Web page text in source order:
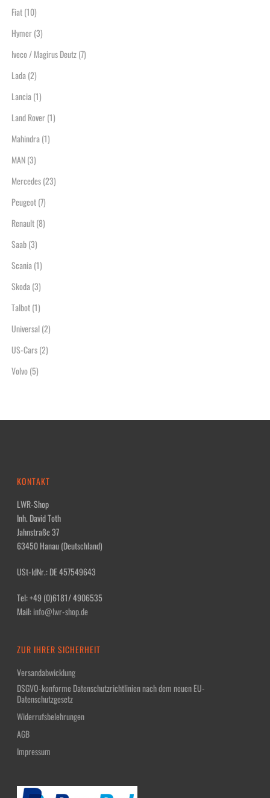
Fiat(10)
Hymer(3)
Iveco / Magirus Deutz(7)
Lada(2)
Lancia(1)
Land Rover(1)
Mahindra(1)
MAN(3)
Mercedes(23)
Peugeot(7)
Renault(8)
Saab(3)
Scania(1)
Skoda(3)
Talbot(1)
Universal(2)
US-Cars(2)
Volvo(5)
KONTAKT
LWR-Shop
Inh. David Toth
Jahnstraße 37
63450 Hanau (Deutschland)
USt-IdNr.: DE 457549643
Tel: +49 (0)6181/ 4906535
Mail:info@lwr-shop.de
ZUR IHRER SICHERHEIT
Versandabwicklung
DSGVO-konforme Datenschutzrichtlinien nach dem neuen EU-
Datenschutzgesetz
Widerrufsbelehrungen
AGB
Impressum